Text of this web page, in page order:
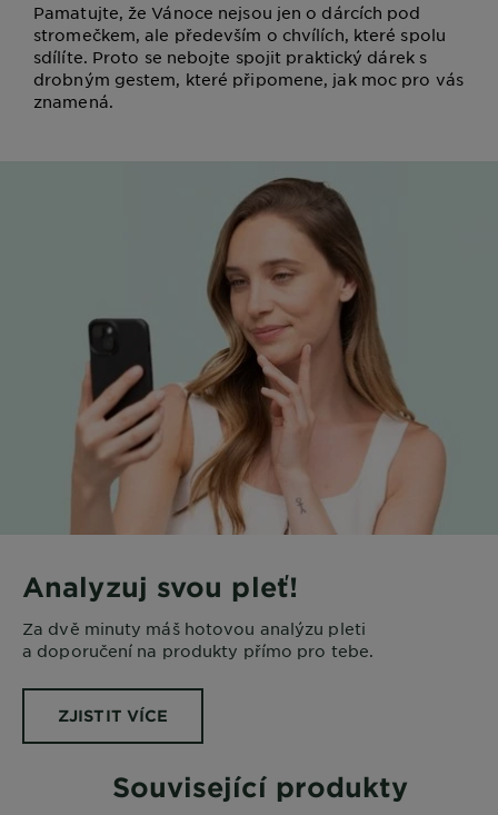
Pamatujte, že Vánoce nejsou jen o dárcích pod
stromečkem, ale především o chvílích, které spolu
sdílíte. Proto se nebojte spojit praktický dárek s
drobným gestem, které připomene, jak moc pro vás
znamená.
Analyzuj svou pleť!
Za dvě minuty máš hotovou analýzu pleti
a doporučení na produkty přímo pro tebe.
ZJISTIT VÍCE
Související produkty